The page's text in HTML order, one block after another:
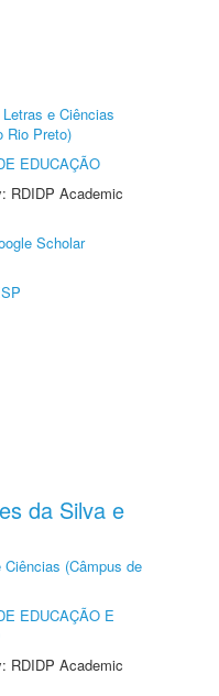
e Ciências
Rio Preto)
EDUCAÇÃO
RDIDP Academic
Scholar
da Silva e
(Câmpus de
EDUCAÇÃO E
RDIDP Academic